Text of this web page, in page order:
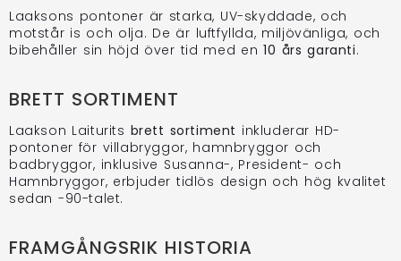
Laaksons pontoner är starka, UV-skyddade, och
motstår is och olja. De är luftfyllda, miljövänliga, och
bibehåller sin höjd över tid med en10 års garanti.
BRETT SORTIMENT
Laakson Laiturits brett sortiment inkluderar HD-
pontoner för villabryggor, hamnbryggor och
badbryggor, inklusive Susanna-, President- och
Hamnbryggor, erbjuder tidlös design och hög kvalitet
sedan -90-talet.
FRAMGÅNGSRIK HISTORIA